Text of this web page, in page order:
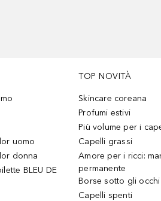
uomo
donna
BLEU DE
TOP NOVITÀ
Skincare coreana
Profumi estivi
Più volume per i
Capelli grassi
Amore per i ricci:
permanente
Borse sotto gli occhi
Capelli spenti